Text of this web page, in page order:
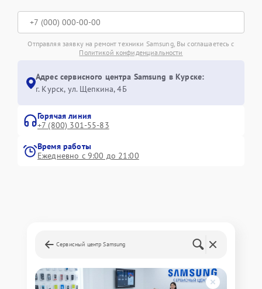
Отправляя заявку на ремонт техники Samsung, Вы соглашаетесь с
Политикой конфиденциальности
Адрес сервисного центра Samsung в Курске:
г. Курск, ул. Щепкина, 4Б
Горячая линия
+7 (800) 301-55-83
Время работы
Ежедневно с 9:00 до 21:00
Сервисный центр Samsung